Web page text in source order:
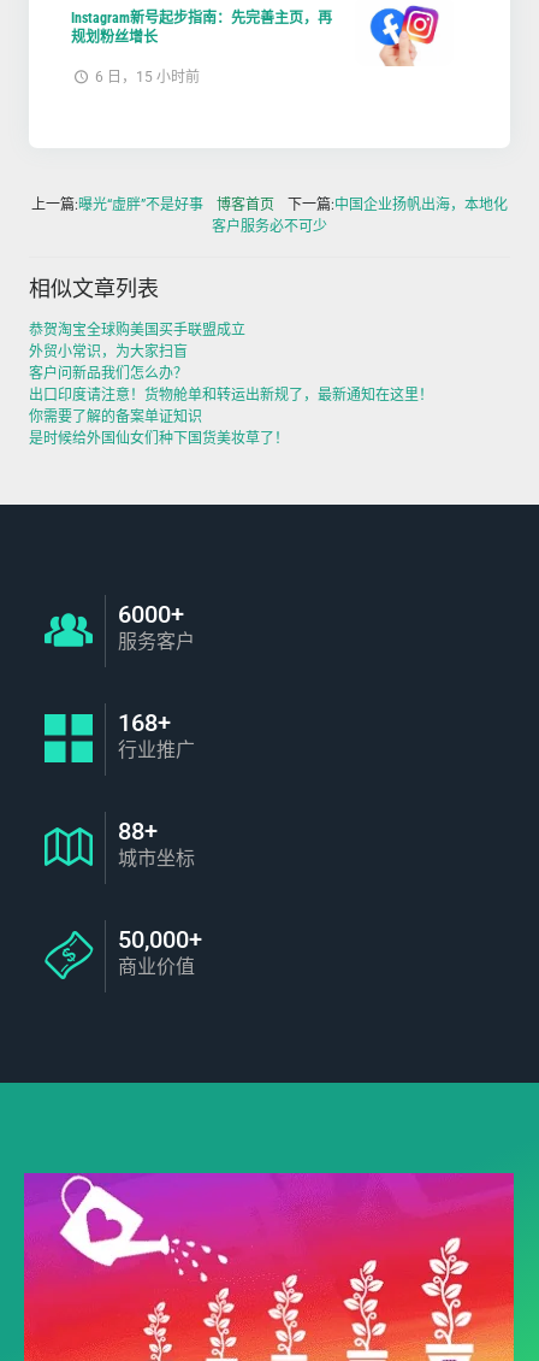
Instagram新号起步指南：先完善主页，再
规划粉丝增长
6 日，15 小时前
上一篇:曝光“虚胖”不是好事 博客首页 下一篇:中国企业扬帆出海，本地化
客户服务必不可少
相似文章列表
恭贺淘宝全球购美国买手联盟成立
外贸小常识，为大家扫盲
客户问新品我们怎么办？
出口印度请注意！货物舱单和转运出新规了，最新通知在这里！
你需要了解的备案单证知识
是时候给外国仙女们种下国货美妆草了！
6000+
服务客户
168+
行业推广
88+
城市坐标
50,000+
商业价值